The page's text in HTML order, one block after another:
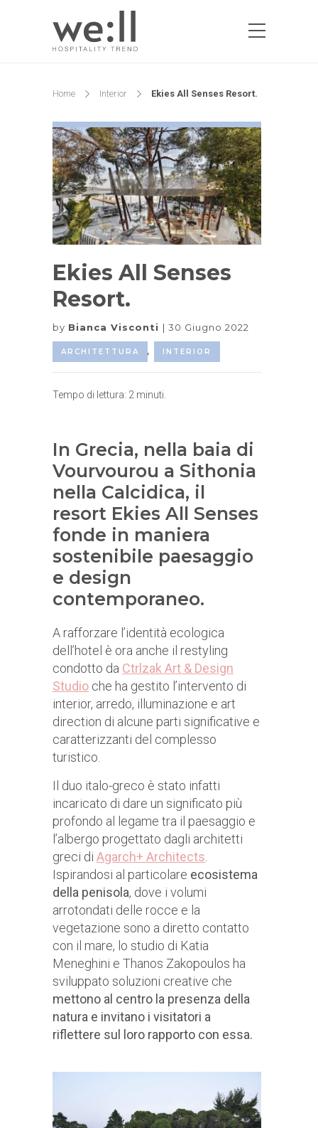
Home Interior Ekies All Senses Resort.
Ekies All Senses
Resort.
by Bianca Visconti 30 Giugno 2022
ARCHITETTURA , INTERIOR
Tempo di lettura: 2 minuti.
In Grecia, nella baia di
Vourvourou a Sithonia
nella Calcidica, il
resort Ekies All Senses
fonde in maniera
sostenibile paesaggio
e design
contemporaneo.
A rafforzare l’identità ecologica
dell’hotel è ora anche il restyling
condotto da Ctrlzak Art & Design
Studio che ha gestito l’intervento di
interior, arredo, illuminazione e art
direction di alcune parti significative e
caratterizzanti del complesso
turistico.
Il duo italo-greco è stato infatti
incaricato di dare un significato più
profondo al legame tra il paesaggio e
l’albergo progettato dagli architetti
greci di Agarch+ Architects.
Ispirandosi al particolare ecosistema
della penisola, dove i volumi
arrotondati delle rocce e la
vegetazione sono a diretto contatto
con il mare, lo studio di Katia
Meneghini e Thanos Zakopoulos ha
sviluppato soluzioni creative che
mettono al centro la presenza della
natura e invitano i visitatori a
riflettere sul loro rapporto con essa.